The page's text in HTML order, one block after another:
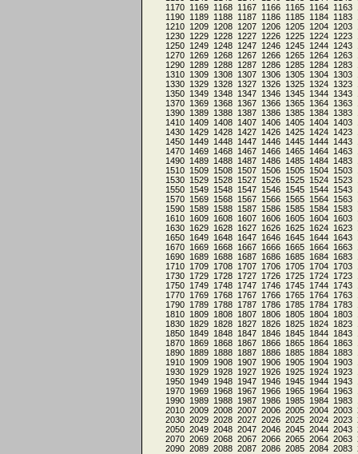
1163
1164
1165
1166
1167
1168
1169
1170
1183
1184
1185
1186
1187
1188
1189
1190
1203
1204
1205
1206
1207
1208
1209
1210
1223
1224
1225
1226
1227
1228
1229
1230
1243
1244
1245
1246
1247
1248
1249
1250
1263
1264
1265
1266
1267
1268
1269
1270
1283
1284
1285
1286
1287
1288
1289
1290
1303
1304
1305
1306
1307
1308
1309
1310
1323
1324
1325
1326
1327
1328
1329
1330
1343
1344
1345
1346
1347
1348
1349
1350
1363
1364
1365
1366
1367
1368
1369
1370
1383
1384
1385
1386
1387
1388
1389
1390
1403
1404
1405
1406
1407
1408
1409
1410
1423
1424
1425
1426
1427
1428
1429
1430
1443
1444
1445
1446
1447
1448
1449
1450
1463
1464
1465
1466
1467
1468
1469
1470
1483
1484
1485
1486
1487
1488
1489
1490
1503
1504
1505
1506
1507
1508
1509
1510
1523
1524
1525
1526
1527
1528
1529
1530
1543
1544
1545
1546
1547
1548
1549
1550
1563
1564
1565
1566
1567
1568
1569
1570
1583
1584
1585
1586
1587
1588
1589
1590
1603
1604
1605
1606
1607
1608
1609
1610
1623
1624
1625
1626
1627
1628
1629
1630
1643
1644
1645
1646
1647
1648
1649
1650
1663
1664
1665
1666
1667
1668
1669
1670
1683
1684
1685
1686
1687
1688
1689
1690
1703
1704
1705
1706
1707
1708
1709
1710
1723
1724
1725
1726
1727
1728
1729
1730
1743
1744
1745
1746
1747
1748
1749
1750
1763
1764
1765
1766
1767
1768
1769
1770
1783
1784
1785
1786
1787
1788
1789
1790
1803
1804
1805
1806
1807
1808
1809
1810
1823
1824
1825
1826
1827
1828
1829
1830
1843
1844
1845
1846
1847
1848
1849
1850
1863
1864
1865
1866
1867
1868
1869
1870
1883
1884
1885
1886
1887
1888
1889
1890
1903
1904
1905
1906
1907
1908
1909
1910
1923
1924
1925
1926
1927
1928
1929
1930
1943
1944
1945
1946
1947
1948
1949
1950
1963
1964
1965
1966
1967
1968
1969
1970
1983
1984
1985
1986
1987
1988
1989
1990
2003
2004
2005
2006
2007
2008
2009
2010
2023
2024
2025
2026
2027
2028
2029
2030
2043
2044
2045
2046
2047
2048
2049
2050
2063
2064
2065
2066
2067
2068
2069
2070
2083
2084
2085
2086
2087
2088
2089
2090